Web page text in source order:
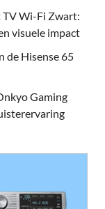
TV Wi-Fi Zwart:
visuele impact
de Hisense 65
Gaming